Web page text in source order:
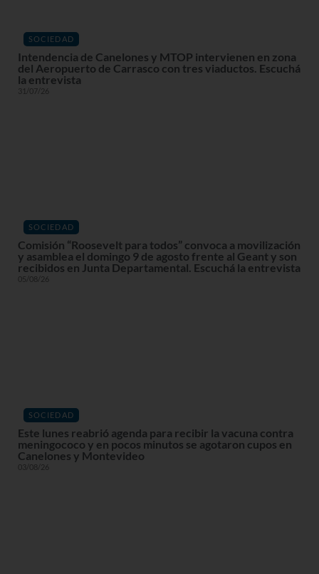
SOCIEDAD
Intendencia de Canelones y MTOP intervienen en zona
del Aeropuerto de Carrasco con tres viaductos. Escuchá
la entrevista
31/07/26
SOCIEDAD
Comisión “Roosevelt para todos” convoca a movilización
y asamblea el domingo 9 de agosto frente al Geant y son
recibidos en Junta Departamental. Escuchá la entrevista
05/08/26
SOCIEDAD
Este lunes reabrió agenda para recibir la vacuna contra
meningococo y en pocos minutos se agotaron cupos en
Canelones y Montevideo
03/08/26